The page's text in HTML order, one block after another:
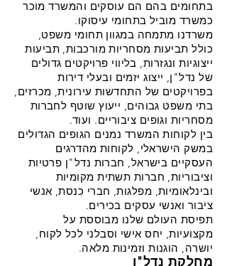
בתחומים בהם הם עוסקים והמשרד מוכר
כמשרד מוביל בתחומי עיסוקו.
משרדנו מתמחה במגוון תחומי משפט,
כולל תביעות מסחריות מורכבות, תביעות
ייצוגיות ונגזרות, בליווי פרויקטים גדולים
של נדל"ן, ייצוג יזמים ובעלי דירות
בפרויקטים של התחדשות עירונית, מכרזים,
בתי משפט גבוהים, ייעוץ שוטף לחברות
מסחריות וגופים ציבוריים. ועוד.
בין לקוחות המשרד נמנים הגופים הגדולים
במשק הישראלי, לקוחות מהדרגים
העסקיים בישראל, חברות נדל"ן פרטיות
וציבוריות, חברות תשתית מקומיות
ובינלאומיות, מפלגות, חברי כנסת, אנשי
ציבור ואנשי עסקים בכירים.
תפיסת העולם שלנו מבוססת על
מקצועיות, יחס אישי וסבלני לכל לקוח,
יושרה, הוגנות וזמינות מלאה.
מחלקת נדל"ן